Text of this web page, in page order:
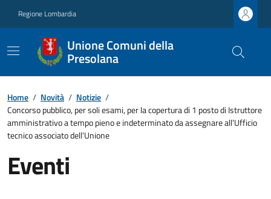
Regione Lombardia
Unione Comuni della
Presolana
Home / Novità / Notizie /
Concorso pubblico, per soli esami, per la copertura di 1 posto di Istruttore
amministrativo a tempo pieno e indeterminato da assegnare all’Ufficio
tecnico associato dell’Unione
Eventi